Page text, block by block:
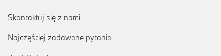
Skontaktuj się z nami
Najczęściej zadawane pytania